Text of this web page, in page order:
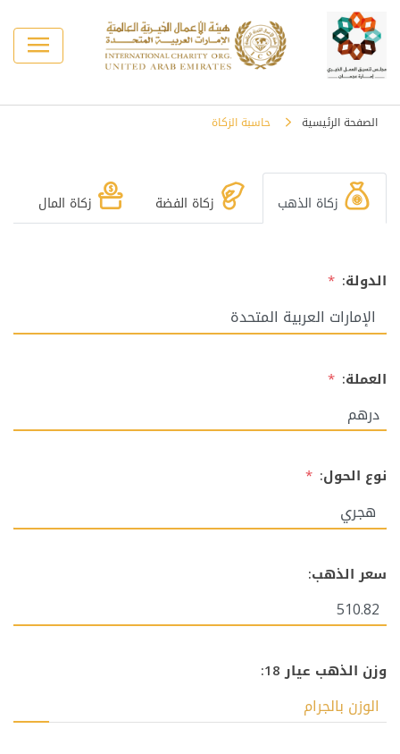
الصفحة الرئيسية حاسبة الزكاة
زكاة الذهب زكاة الفضة زكاة المال
الدولة: *
العملة: *
نوع الحول: *
سعر الذهب:
وزن الذهب عيار 18: